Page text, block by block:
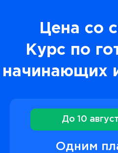
Цена со
Курс по
начинающих
До 10
Одним